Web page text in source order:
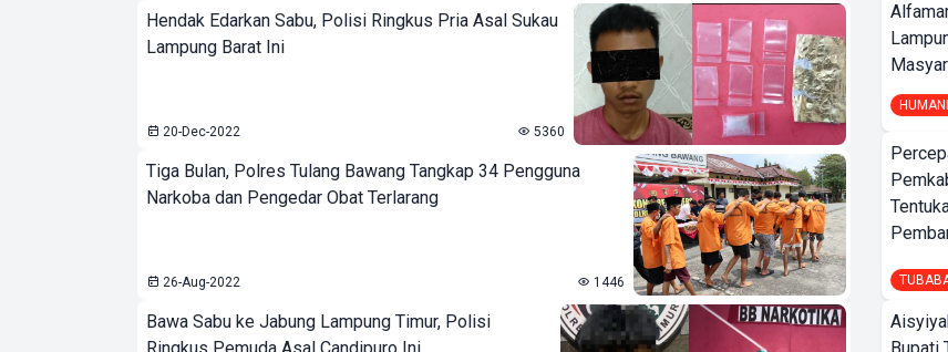
Hendak Edarkan Sabu, Polisi Ringkus Pria Asal Sukau
Lampung Barat Ini
20-Dec-2022 5360
Tiga Bulan, Polres Tulang Bawang Tangkap 34 Pengguna
Narkoba dan Pengedar Obat Terlarang
26-Aug-2022 1446
Bawa Sabu ke Jabung Lampung Timur, Polisi